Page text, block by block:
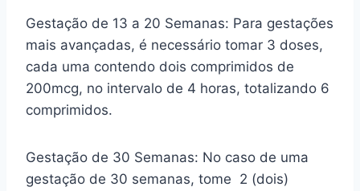
Gestação de 13 a 20 Semanas: Para gestações
mais avançadas, é necessário tomar 3 doses,
cada uma contendo dois comprimidos de
200mcg, no intervalo de 4 horas, totalizando 6
comprimidos.
Gestação de 30 Semanas: No caso de uma
gestação de 30 semanas, tome 2 (dois)